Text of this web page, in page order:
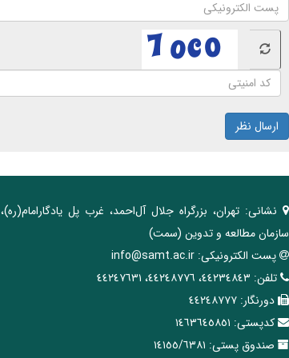
ارسال نظر
نشانی: تهران، ‌بزرگراه ‌جلال آل‌احمد، غرب پل يادگار‌امام(ره)‌،
سازمان مطالعه و تدوین‌ (سمت)
پست الکترونیکی: info@samt.ac.ir
تلفن: ٤٤٢٣٤٨٤٣، ٤٤٢٤٨٧٧٦، ٤٤٢٤٧٦٣١
دورنگار: ٤٤٢٤٨٧٧٧
کدپستی: ١٤٦٣٦٤٥٨٥١
صندوق پستی: ١٤١٥٥/٦٣٨١